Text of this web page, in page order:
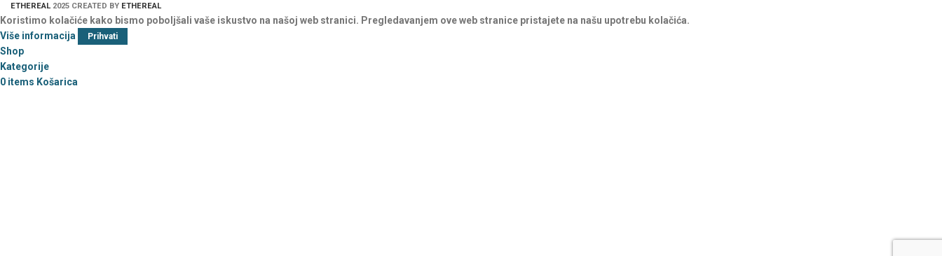
Vreće za spavanje
dizajniraj sam
ETHEREAL 2025 CREATED BY ETHEREAL
Koristimo kolačiće kako bismo poboljšali vaše iskustvo na našoj web stranici. Pregledavanjem ove web stranice pristajete na našu upotrebu kolačića.
Više informacija
Prihvati
Shop
Kategorije
0 items Košarica